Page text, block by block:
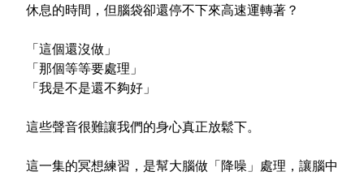
休息的時間，但腦袋卻還停不下來高速運轉著？
「這個還沒做」
「那個等等要處理」
「我是不是還不夠好」
這些聲音很難讓我們的身心真正放鬆下。
這一集的冥想練習，是幫大腦做「降噪」處理，讓腦中